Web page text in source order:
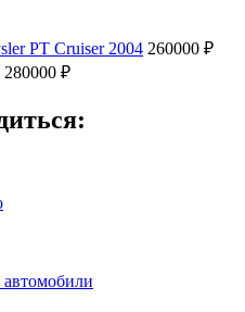
PT Cruiser 2004 260000 ₽
280000 ₽